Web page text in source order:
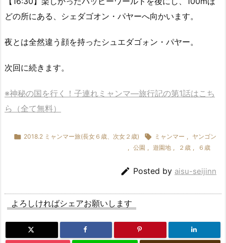
どの所にある、シェダゴオン・パヤーへ向かいます。
夜とは全然違う顔を持ったシュエダゴォン・パヤー。
次回に続きます。
※神秘の国を行く！子連れミャンマ―旅行記の第1話はこち
ら（全て無料）
 2018.2 ミャンマー旅(長女６歳、次女２歳)  ミャンマー
ヤンゴン
公園 遊園地 ２歳 ６歳
 Posted by aisu-seijinn
よろしければシェアお願いします